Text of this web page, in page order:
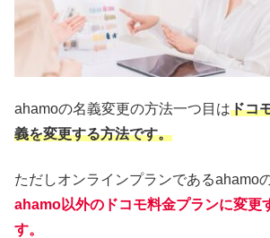
ahamoの名義変更の方法一つ目はドコ
義を変更する方法です。
ただしオンラインプランであるahamo
ahamo以外のドコモ料金プランに変更
す。